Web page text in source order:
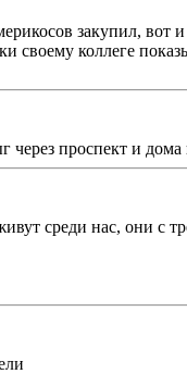
закупил, вот и
своему коллеге
через проспект и
среди нас, они с